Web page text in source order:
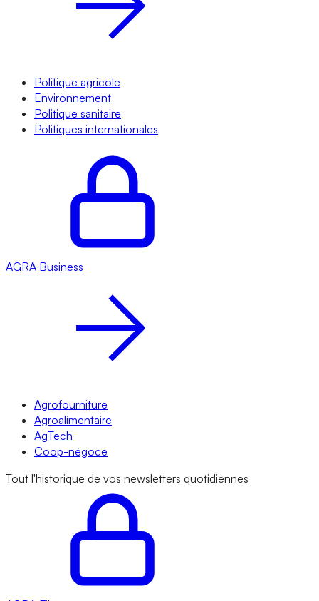
Politique agricole
Environnement
Politique sanitaire
Politiques internationales
AGRA Business
Agrofourniture
Agroalimentaire
AgTech
Coop-négoce
Tout l'historique de vos newsletters quotidiennes